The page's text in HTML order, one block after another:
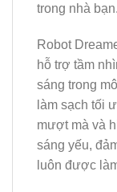
trong nhà bạn.
Robot
hỗ trợ tầm
sáng trong
làm sạch tối
mượt mà và
sáng yếu,
luôn được